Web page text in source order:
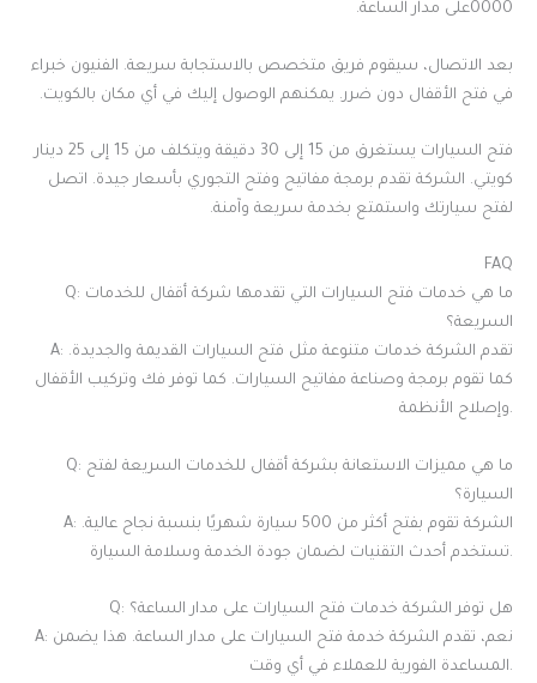
0000على مدار الساعة.
بعد الاتصال، سيقوم فريق متخصص بالاستجابة سريعة. الفنيون خبراء
في فتح الأقفال دون ضرر. يمكنهم الوصول إليك في أي مكان بالكويت.
فتح السيارات يستغرق من 15 إلى 30 دقيقة ويتكلف من 15 إلى 25 دينار
كويتي. الشركة تقدم برمجة مفاتيح وفتح التجوري بأسعار جيدة. اتصل
لفتح سيارتك واستمتع بخدمة سريعة وآمنة.
FAQ
Q: ما هي خدمات فتح السيارات التي تقدمها شركة أقفال للخدمات
السريعة؟
A: تقدم الشركة خدمات متنوعة مثل فتح السيارات القديمة والجديدة.
كما تقوم برمجة وصناعة مفاتيح السيارات. كما توفر فك وتركيب الأقفال
وإصلاح الأنظمة.
Q: ما هي مميزات الاستعانة بشركة أقفال للخدمات السريعة لفتح
السيارة؟
A: الشركة تقوم بفتح أكثر من 500 سيارة شهريًا بنسبة نجاح عالية.
تستخدم أحدث التقنيات لضمان جودة الخدمة وسلامة السيارة.
Q: هل توفر الشركة خدمات فتح السيارات على مدار الساعة؟
A: نعم، تقدم الشركة خدمة فتح السيارات على مدار الساعة. هذا يضمن
المساعدة الفورية للعملاء في أي وقت.